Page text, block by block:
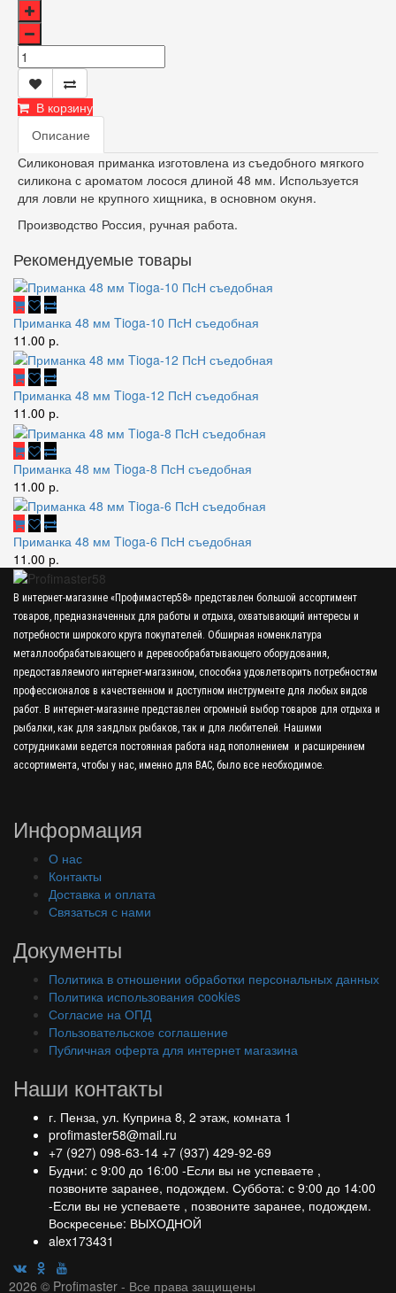
В корзину
Описание
Силиконовая приманка изготовлена из съедобного мягкого
силикона с ароматом лосося длиной 48 мм. Используется
для ловли не крупного хищника, в основном окуня.
Производство Россия, ручная работа.
Рекомендуемые товары
Приманка 48 мм Tioga-10 ПсН съедобная
11.00 р.
Приманка 48 мм Tioga-12 ПсН съедобная
11.00 р.
Приманка 48 мм Tioga-8 ПсН съедобная
11.00 р.
Приманка 48 мм Tioga-6 ПсН съедобная
11.00 р.
В интернет-магазине «Профимастер58» представлен большой ассортимент
товаров, предназначенных для работы и отдыха, охватывающий интересы и
потребности широкого круга покупателей. Обширная номенклатура
металлообрабатывающего и деревообрабатывающего оборудования,
предоставляемого интернет-магазином, способна удовлетворить потребностям
профессионалов в качественном и доступном инструменте для любых видов
работ. В интернет-магазине представлен огромный выбор товаров для отдыха и
рыбалки, как для заядлых рыбаков, так и для любителей. Нашими
сотрудниками ведется постоянная работа над пополнением и расширением
ассортимента, чтобы у нас, именно для ВАС, было все необходимое.
Информация
О нас
Контакты
Доставка и оплата
Связаться с нами
Документы
Политика в отношении обработки персональных данных
Политика использования cookies
Согласие на ОПД
Пользовательское соглашение
Публичная оферта для интернет магазина
Наши контакты
г. Пенза, ул. Куприна 8, 2 этаж, комната 1
profimaster58@mail.ru
+7 (927) 098-63-14 +7 (937) 429-92-69
Будни: с 9:00 до 16:00 -Если вы не успеваете ,
позвоните заранее, подождем. Суббота: с 9:00 до 14:00
-Если вы не успеваете , позвоните заранее, подождем.
Воскресенье: ВЫХОДНОЙ
alex173431
2026 © Profimaster - Все права защищены